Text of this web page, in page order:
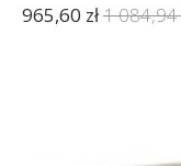
965,60 zł1 084,94